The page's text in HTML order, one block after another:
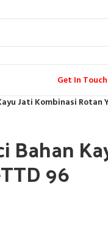
Get In Touch
Jati Kombinasi Rotan
Bahan
96